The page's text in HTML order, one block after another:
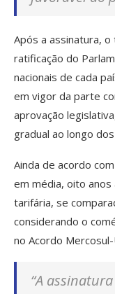
Após a assinatura,
ratificação do
nacionais de cada
em vigor da parte
aprovação
gradual ao longo
Ainda de acordo
em média, oito anos
tarifária, se
considerando o
no Acordo Mercosul-
“A